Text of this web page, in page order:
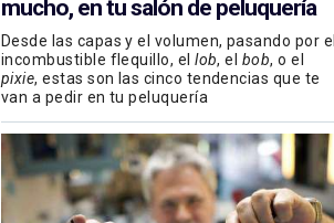
mucho, en tu salón de peluquería
Desde las capas y el volumen, pasando por el
incombustible flequillo, ellob, el bob, o el
pixie, estas son las cinco tendencias que te
van a pedir en tu peluquería